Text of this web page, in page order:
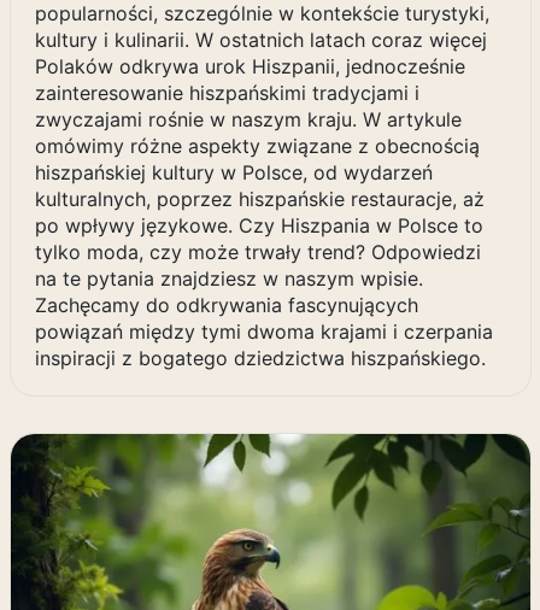
popularności, szczególnie w kontekście turystyki,
kultury i kulinarii. W ostatnich latach coraz więcej
Polaków odkrywa urok Hiszpanii, jednocześnie
zainteresowanie hiszpańskimi tradycjami i
zwyczajami rośnie w naszym kraju. W artykule
omówimy różne aspekty związane z obecnością
hiszpańskiej kultury w Polsce, od wydarzeń
kulturalnych, poprzez hiszpańskie restauracje, aż
po wpływy językowe. Czy Hiszpania w Polsce to
tylko moda, czy może trwały trend? Odpowiedzi
na te pytania znajdziesz w naszym wpisie.
Zachęcamy do odkrywania fascynujących
powiązań między tymi dwoma krajami i czerpania
inspiracji z bogatego dziedzictwa hiszpańskiego.